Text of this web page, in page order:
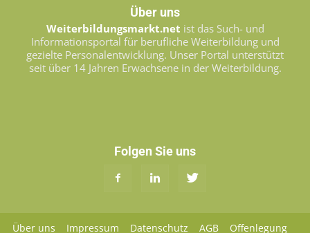
Über uns
Weiterbildungsmarkt.net ist das Such- und
Informationsportal für berufliche Weiterbildung und
gezielte Personalentwicklung. Unser Portal unterstützt
seit über 14 Jahren Erwachsene in der Weiterbildung.
Folgen Sie uns
Über uns Impressum Datenschutz AGB Offenlegung